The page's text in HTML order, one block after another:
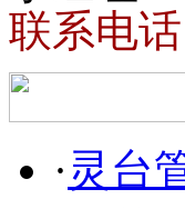
联系电话
· 灵台